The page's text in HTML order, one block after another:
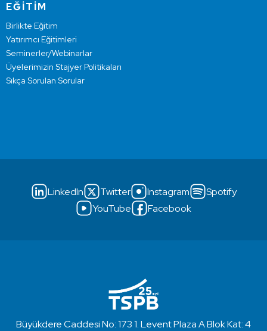
EĞİTİM
Birlikte Eğitim
Yatırımcı Eğitimleri
Seminerler/Webinarlar
Üyelerimizin Stajyer Politikaları
Sıkça Sorulan Sorular
LinkedIn Twitter Instagram
Spotify
YouTube
Facebook
Büyükdere Caddesi No: 173 1. Levent Plaza A Blok Kat: 4